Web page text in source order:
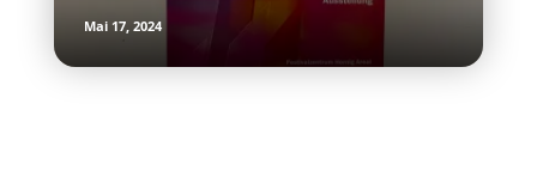
Mai 17, 2024